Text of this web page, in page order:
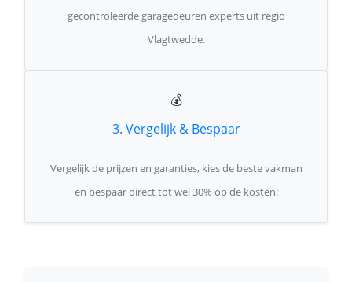
gecontroleerde garagedeuren experts uit regio
Vlagtwedde.
💰
3. Vergelijk & Bespaar
Vergelijk de prijzen en garanties, kies de beste vakman
en bespaar direct tot wel 30% op de kosten!